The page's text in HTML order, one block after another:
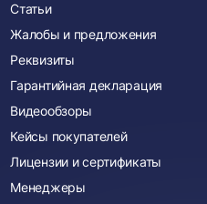
Статьи
Жалобы и предложения
Реквизиты
Гарантийная декларация
Видеообзоры
Кейсы покупателей
Лицензии и сертификаты
Менеджеры